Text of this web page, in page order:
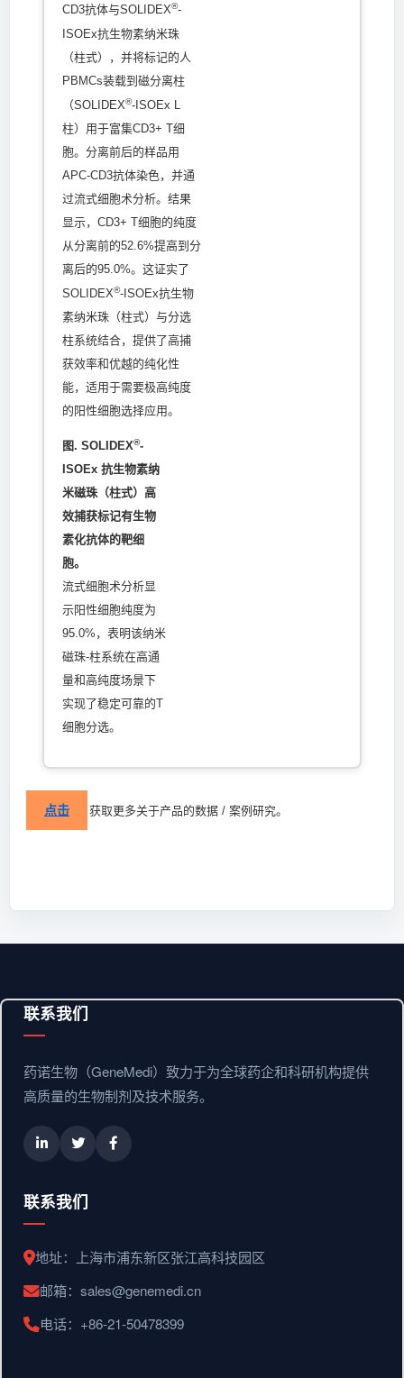
CD3抗体与SOLIDEX®-
ISOEx抗生物素纳米珠
（柱式），并将标记的人
PBMCs装载到磁分离柱
（SOLIDEX®-ISOEx L
柱）用于富集CD3+ T细
胞。分离前后的样品用
APC-CD3抗体染色，并通
过流式细胞术分析。结果
显示，CD3+ T细胞的纯度
从分离前的52.6%提高到分
离后的95.0%。这证实了
SOLIDEX®-ISOEx抗生物
素纳米珠（柱式）与分选
柱系统结合，提供了高捕
获效率和优越的纯化性
能，适用于需要极高纯度
的阳性细胞选择应用。
图. SOLIDEX®-
ISOEx 抗生物素纳
米磁珠（柱式）高
效捕获标记有生物
素化抗体的靶细
胞。
流式细胞术分析显
示阳性细胞纯度为
95.0%，表明该纳米
磁珠-柱系统在高通
量和高纯度场景下
实现了稳定可靠的T
细胞分选。
点击 获取更多关于产品的数据 / 案例研究。
联系我们
药诺生物（GeneMedi）致力于为全球药企和科研机构提供
高质量的生物制剂及技术服务。
联系我们
地址：上海市浦东新区张江高科技园区
邮箱：sales@genemedi.cn
电话：+86-21-50478399